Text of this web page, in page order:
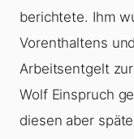
berichtete. Ihm
Vorenthaltens
Arbeitsentgelt
Wolf Einspruch
diesen aber